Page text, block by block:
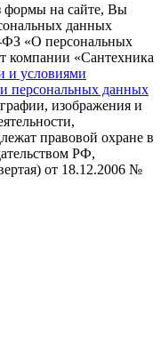
формы на сайте, Вы
данных
ФЗ «О персональных
компании «Cантехника
и условиями
персональных данных
изображения и
правовой охране в
РФ,
от 18.12.2006 №